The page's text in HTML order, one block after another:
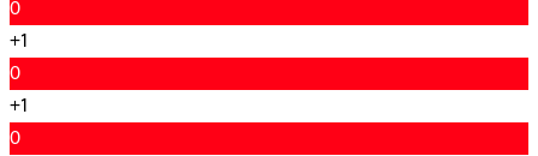
0
+1
0
+1
0